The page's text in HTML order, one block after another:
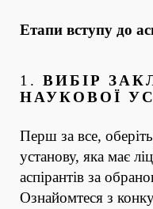
Етапи вступу до
1. ВИБІР
НАУКОВОЇ
Перш за все,
установу, яка має
аспірантів за
Ознайомтеся з